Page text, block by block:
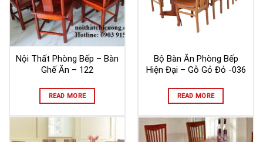
Nội Thất Phòng Bếp – Bàn
Ghế Ăn – 122
READ MORE
Bộ Bàn Ăn Phòng Bếp
Hiện Đại – Gỗ Gỏ Đỏ -036
READ MORE